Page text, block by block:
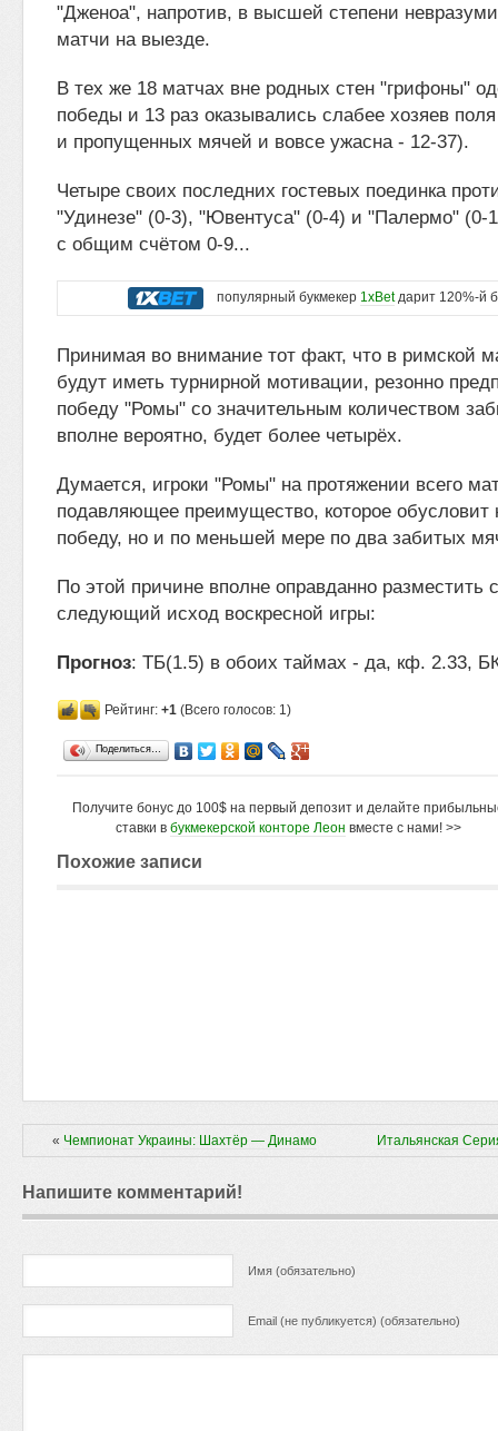
"Дженоа", напротив, в высшей степени
матчи на выезде.
В тех же 18 матчах вне родных стен "грифоны"
победы и 13 раз оказывались слабее хозяев
и пропущенных мячей и вовсе ужасна - 12-37).
Четыре своих последних гостевых поединка
"Удинезе" (0-3), "Ювентуса" (0-4) и "Палермо" (0-
с общим счётом 0-9...
популярный букмекер 1xBetдарит 120%-й
Принимая во внимание тот факт, что в римской
будут иметь турнирной мотивации, резонно
победу "Ромы" со значительным количеством
вполне вероятно, будет более четырёх.
Думается, игроки "Ромы" на протяжении всего
подавляющее преимущество, которое обусловит
победу, но и по меньшей мере по два забитых
По этой причине вполне оправданно разместить
следующий исход воскресной игры:
Прогноз: ТБ(1.5) в обоих таймах - да, кф. 2.33,
Рейтинг: +1 (Всего голосов: 1)
Поделиться…
Получите бонус до 100$ на первый депозит и делайте
ставки в букмекерской конторе Леон вместе с нами! >>
Похожие записи
« Чемпионат Украины: Шахтёр — Динамо Итальянская
Напишите комментарий!
Имя (обязательно)
Email (не публикуется) (обязательно)